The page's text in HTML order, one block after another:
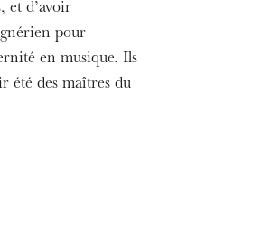
et d’avoir
pour
en musique. Ils
été des maîtres du